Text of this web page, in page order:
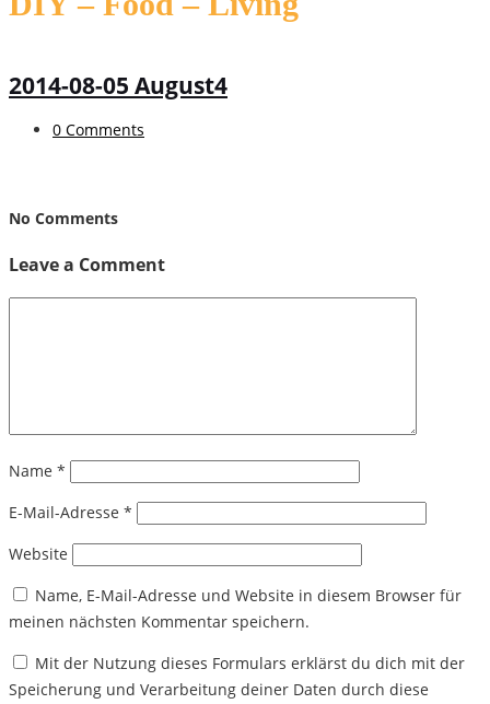
2014-08-05 August4
0 Comments
No Comments
Leave a Comment
Name *
E-Mail-Adresse *
Website
Name, E-Mail-Adresse und Website in diesem Browser für
meinen nächsten Kommentar speichern.
Mit der Nutzung dieses Formulars erklärst du dich mit der
Speicherung und Verarbeitung deiner Daten durch diese